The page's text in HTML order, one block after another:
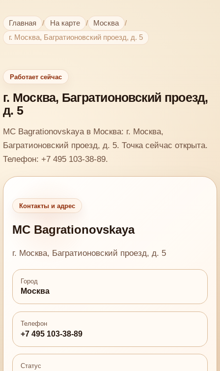
Главная / На карте / Москва
/
г. Москва, Багратионовский проезд, д. 5
Работает сейчас
г. Москва, Багратионовский проезд,
д. 5
MC Bagrationovskaya в Москва: г. Москва,
Багратионовский проезд, д. 5. Точка сейчас открыта.
Телефон: +7 495 103-38-89.
Контакты и адрес
MC Bagrationovskaya
г. Москва, Багратионовский проезд, д. 5
Город
Москва
Телефон
+7 495 103-38-89
Статус